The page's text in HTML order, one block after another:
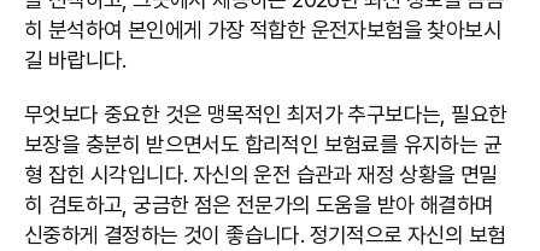
히 분석하여 본인에게 가장 적합한 운전자보험을 찾아보시
길 바랍니다.
무엇보다 중요한 것은 맹목적인 최저가 추구보다는, 필요한
보장을 충분히 받으면서도 합리적인 보험료를 유지하는 균
형 잡힌 시각입니다. 자신의 운전 습관과 재정 상황을 면밀
히 검토하고, 궁금한 점은 전문가의 도움을 받아 해결하며
신중하게 결정하는 것이 좋습니다. 정기적으로 자신의 보험